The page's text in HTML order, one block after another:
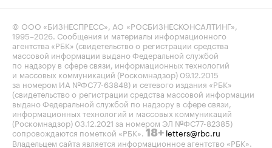
© ООО «БИЗНЕСПРЕСС», АО «РОСБИЗНЕСКОНСАЛТИНГ»,
1995–2026. Сообщения и материалы информационного
агентства «РБК» (свидетельство о регистрации средства
массовой информации выдано Федеральной службой
по надзору в сфере связи, информационных технологий
и массовых коммуникаций (Роскомнадзор) 09.12.2015
за номером ИА №ФС77-63848) и сетевого издания «РБК»
(свидетельство о регистрации средства массовой информации
выдано Федеральной службой по надзору в сфере связи,
информационных технологий и массовых коммуникаций
(Роскомнадзор) 03.12.2021 за номером ЭЛ №ФС77-82385)
сопровождаются пометкой «РБК». 18+ letters@rbc.ru
Владельцем сайта является информационное агентство «РБК».